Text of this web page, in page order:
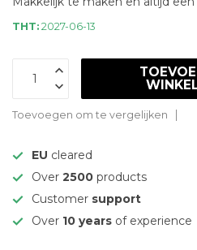
THT: 2027-06-13
Toevoegen om te vergelijken
EU cleared
Over 2500 products
Customer support
Over 10 years of experience